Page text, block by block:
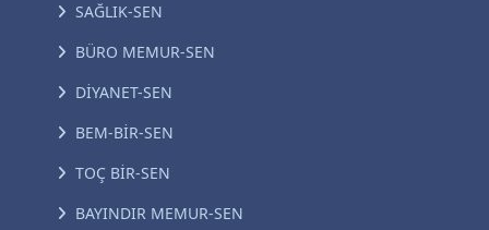
SAĞLIK-SEN
BÜRO MEMUR-SEN
DİYANET-SEN
BEM-BİR-SEN
TOÇ BİR-SEN
BAYINDIR MEMUR-SEN